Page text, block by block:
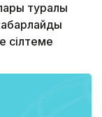
туралы
сілтеме